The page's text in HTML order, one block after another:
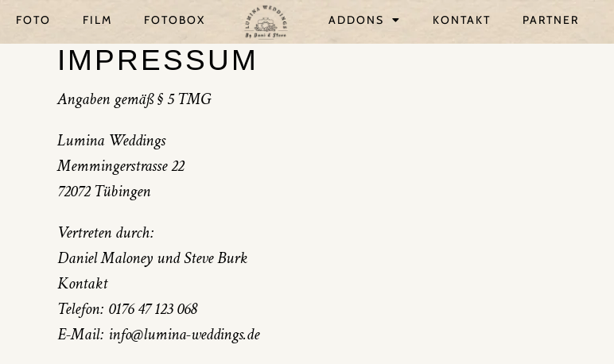
FOTO FILM FOTOBOX ADDONS KONTAKT PARTNER
IMPRESSUM
Angaben gemäß § 5 TMG
Lumina Weddings
Memmingerstrasse 22
72072 Tübingen
Vertreten durch:
Daniel Maloney und Steve Burk
Kontakt
Telefon: 0176 47 123 068
E-Mail: info@lumina-weddings.de